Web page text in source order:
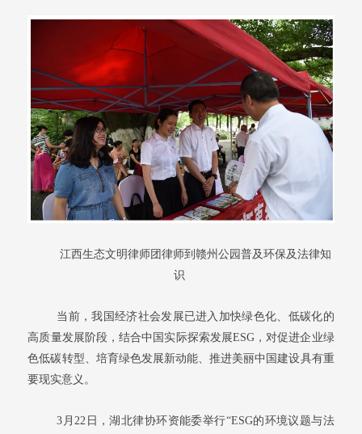
江西生态文明律师团律师到赣州公园普及环保及法律知
识
当前，我国经济社会发展已进入加快绿色化、低碳化的
高质量发展阶段，结合中国实际探索发展ESG，对促进企业绿
色低碳转型、培育绿色发展新动能、推进美丽中国建设具有重
要现实意义。
3月22日，湖北律协环资能委举行“ESG的环境议题与法